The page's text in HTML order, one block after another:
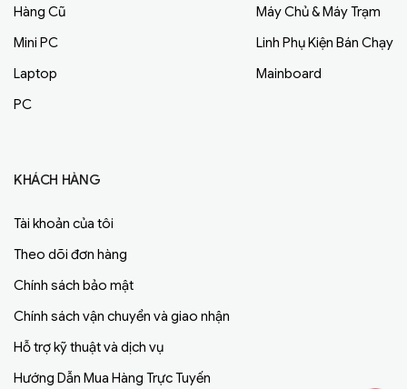
Hàng Cũ
Mini PC
Laptop
PC
Máy Chủ & Máy Trạm
Linh Phụ Kiện Bán Chạy
Mainboard
KHÁCH HÀNG
Tài khoản của tôi
Theo dõi đơn hàng
Chính sách bảo mật
Chính sách vận chuyển và giao nhận
Hỗ trợ kỹ thuật và dịch vụ
Hướng Dẫn Mua Hàng Trực Tuyến